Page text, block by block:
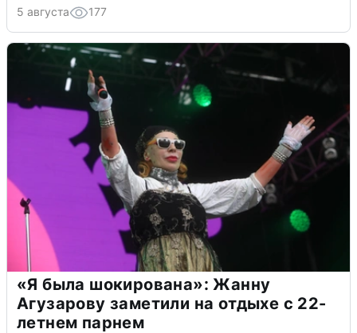
5 августа 177
«Я была шокирована»: Жанну
Агузарову заметили на отдыхе с 22-
летнем парнем